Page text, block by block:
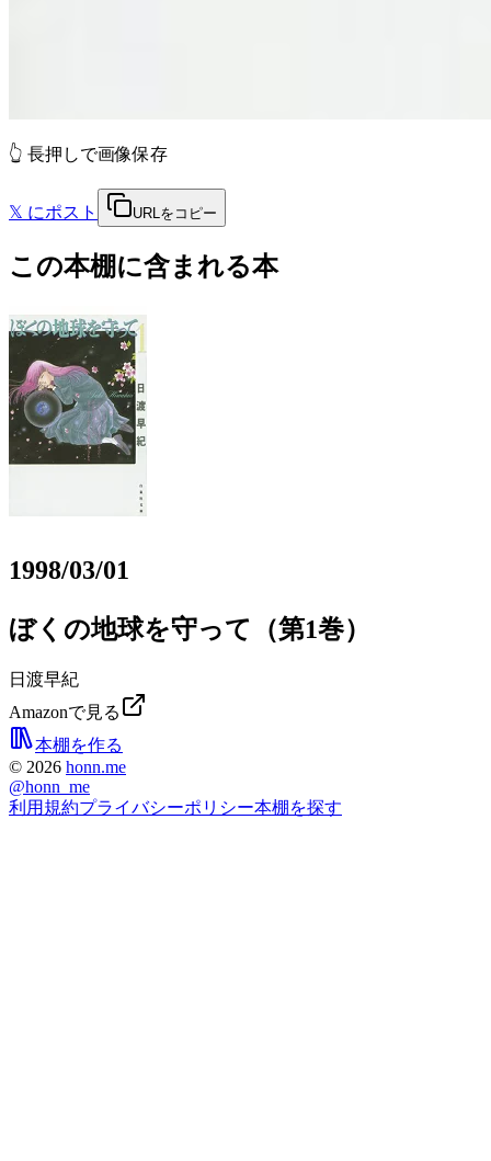
👆 長押しで画像保存
𝕏 にポスト URLをコピー
この本棚に含まれる本
1998/03/01
ぼくの地球を守って（第1巻）
日渡早紀
Amazonで見る
本棚を作る
© 2026 honn.me
@honn_me
利用規約プライバシーポリシー本棚を探す